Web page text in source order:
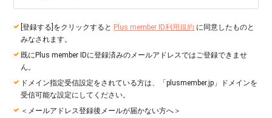
[登録する]をクリックすると Plus member ID利用規約 に同意したものと
みなされます。
既にPlus member IDに登録済みのメールアドレスではご登録できませ
ん。
ドメイン指定受信設定をされている方は、「plusmember.jp」ドメインを
受信可能な設定にしてください。
＜メールアドレス登録後メールが届かない方へ＞